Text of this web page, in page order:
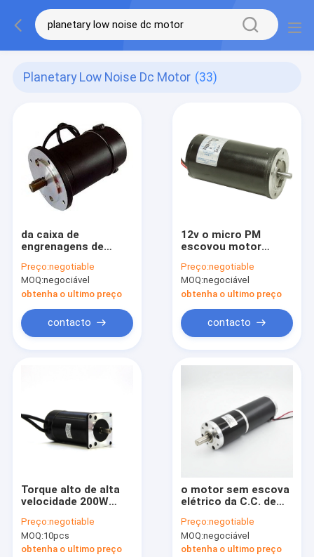
Planetary Low Noise Dc Motor (33)
da caixa de
engrenagens de
sem escova do
motor da C.C. de
60mm motor
alinhado planetário
do torque PMDC
grande
Preço:negotiable
MOQ:negociável
obtenha o ultimo preço
contacto
12v o micro PM
escovou motor
80Rpm da C.C. do
torque alto o baixo
RPM do motor da
C.C.
Preço:negotiable
MOQ:negociável
obtenha o ultimo preço
contacto
Torque alto de alta
velocidade 200W
planetário de baixo
nível de ruído da
engrenagem da C.C.
Preço:negotiable
MOQ:10pcs
obtenha o ultimo preço
o motor sem escova
elétrico da C.C. de
personalizou
Preço:negotiable
MOQ:negociável
obtenha o ultimo preço